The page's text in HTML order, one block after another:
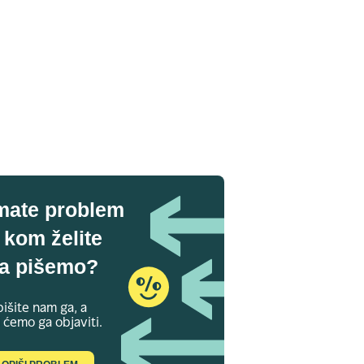
problem
kom želite
pišemo?
nam ga, a
ćemo ga objaviti.